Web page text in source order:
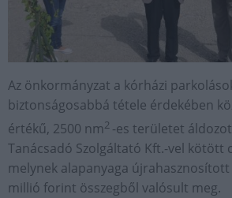
Az önkormányzat a kórházi
biztonságosabbá tétele érdekében
értékű, 2500 nm2 -es területet
Tanácsadó Szolgáltató Kft.-vel kötött
melynek alapanyaga
millió forint összegből valósult meg.